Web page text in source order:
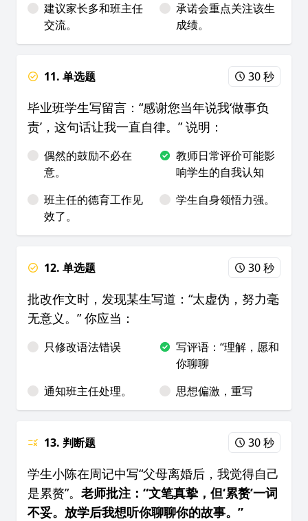
建议家长多和班主任
交流。
承诺会重点关注该生
成绩。
11. 单选题 30 秒
毕业班学生写留言：“感谢您当年说我‘做事负
责’，这句话让我一直自律。” 说明：
偶然的鼓励不必在
意。
教师日常评价可能影
响学生的自我认知
班主任的德育工作见
效了。
学生自身领悟力强。
12. 单选题 30 秒
批改作文时，发现某生写道：“太虚伪，努力毫
无意义。” 你应当：
只修改语法错误
写评语：“理解，愿和
你聊聊
通知班主任处理。
思想偏激，重写
13. 判断题 30 秒
学生小陈在周记中写“父母离婚后，我觉得自己
是累赘”。 老师批注：“文笔真挚，但‘累赘’一词
不妥。放学后我想听你聊聊你的故事。”